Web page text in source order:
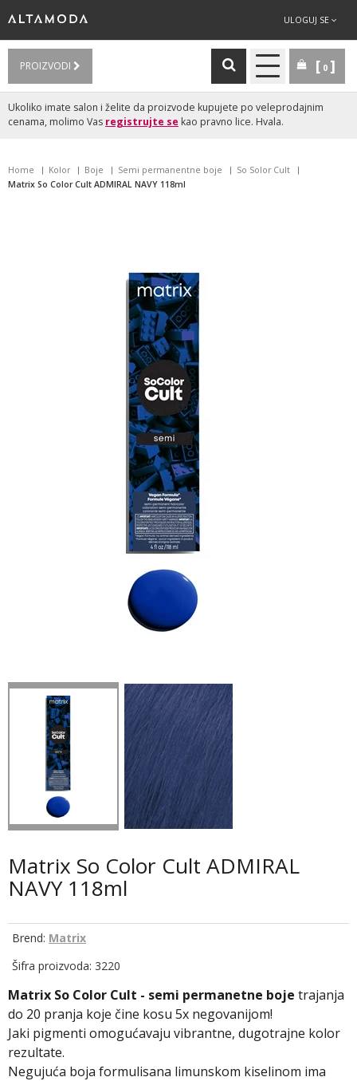
ULOGUJ SE
PROIZVODI 0
Ukoliko imate salon i želite da proizvode kupujete po veleprodajnim
cenama, molimo Vas registrujte se kao pravno lice. Hvala.
Home Kolor Boje Semi permanentne boje
So Solor Cult
Matrix So Color Cult ADMIRAL NAVY 118ml
Matrix So Color Cult ADMIRAL
NAVY 118ml
Brend: Matrix
Šifra proizvoda: 3220
Matrix So Color Cult - semi permanetne boje trajanja
do 20 pranja koje čine kosu 5x negovanijom!
Jaki pigmenti omogućavaju vibrantne, dugotrajne kolor
rezultate.
Negujuća boja formulisana limunskom kiselinom ima